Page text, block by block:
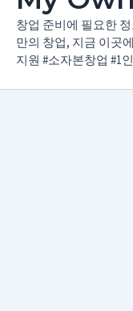
창업 준비에 필요한
만의 창업, 지금 이곳
지원 #소자본창업 #1